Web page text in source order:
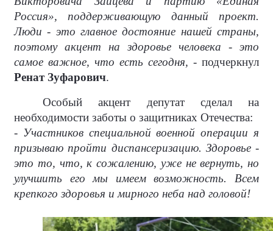
Россия», поддерживающую данный проект.
Люди - это главное достояние нашей страны,
поэтому акцент на здоровье человека - это
самое важное, что есть сегодня, - подчеркнул
Ренат Зуфарович.
Особый акцент депутат сделал на
необходимости заботы о защитниках Отечества:
- Участников специальной военной операции я
призываю пройти диспансеризацию. Здоровье -
это то, что, к сожалению, уже не вернуть, но
улучшить его мы имеем возможность. Всем
крепкого здоровья и мирного неба над головой!